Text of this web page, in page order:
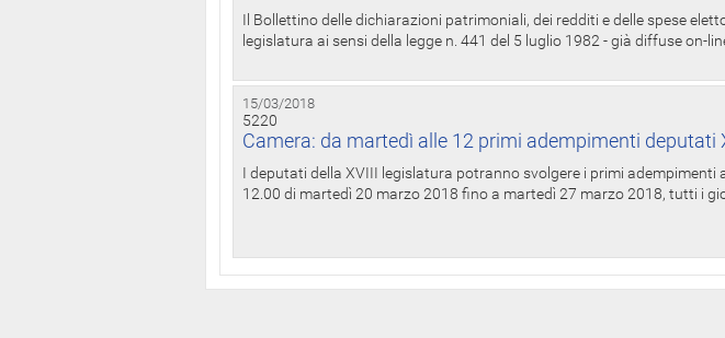
Il Bollettino delle dichiarazioni patrimoniali, dei redditi e delle spese
legislatura ai sensi della legge n. 441 del 5 luglio 1982 - già diffuse on-
15/03/2018
5220
Camera: da martedì alle 12 primi adempimenti deputati
I deputati della XVIII legislatura potranno svolgere i primi
12.00 di martedì 20 marzo 2018 fino a martedì 27 marzo 2018, tutti i